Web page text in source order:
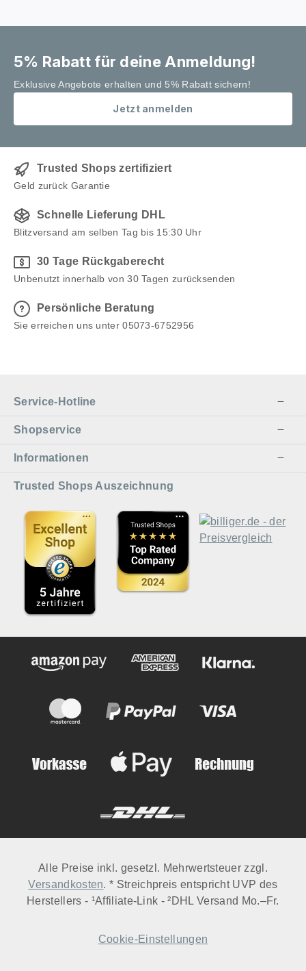
5% Rabatt für deine Anmeldung!
Exklusive Angebote erhalten und 5% Rabatt sichern!
Jetzt anmelden
Trusted Shops zertifiziert
Geld zurück Garantie
Schnelle Lieferung DHL
Blitzversand am selben Tag bis 15:30 Uhr
30 Tage Rückgaberecht
Unbenutzt innerhalb von 30 Tagen zurücksenden
Persönliche Beratung
Sie erreichen uns unter 05073-6752956
Service-Hotline
Shopservice
Informationen
Trusted Shops Auszeichnung
Alle Preise inkl. gesetzl. Mehrwertsteuer zzgl.
Versandkosten. * Streichpreis entspricht UVP des
Herstellers - ¹Affiliate-Link - ²DHL Versand Mo.–Fr.
Cookie-Einstellungen